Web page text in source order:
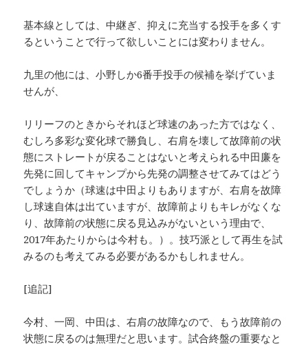
基本線としては、中継ぎ、抑えに充当する投手を多くす
るということで行って欲しいことには変わりません。
九里の他には、小野しか6番手投手の候補を挙げていま
せんが、
リリーフのときからそれほど球速のあった方ではなく、
むしろ多彩な変化球で勝負し、右肩を壊して故障前の状
態にストレートが戻ることはないと考えられる中田廉を
先発に回してキャンプから先発の調整させてみてはどう
でしょうか（球速は中田よりもありますが、右肩を故障
し球速自体は出ていますが、故障前よりもキレがなくな
り、故障前の状態に戻る見込みがないという理由で、
2017年あたりからは今村も。）。技巧派として再生を試
みるのも考えてみる必要があるかもしれません。
[追記]
今村、一岡、中田は、右肩の故障なので、もう故障前の
状態に戻るのは無理だと思います。試合終盤の重要なと